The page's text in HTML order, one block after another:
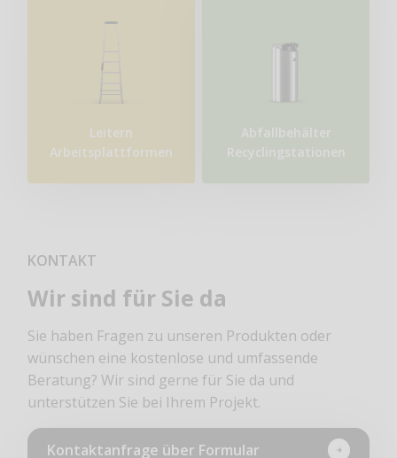
Leitern
Arbeitsplattformen
Abfallbehälter
Recyclingstationen
KONTAKT
Wir sind für Sie da
Sie haben Fragen zu unseren Produkten oder
wünschen eine kostenlose und umfassende
Beratung? Wir sind gerne für Sie da und
unterstützen Sie bei Ihrem Projekt.
Kontaktanfrage über Formular